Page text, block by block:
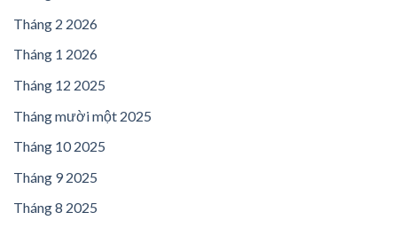
Tháng 2 2026
Tháng 1 2026
Tháng 12 2025
Tháng mười một 2025
Tháng 10 2025
Tháng 9 2025
Tháng 8 2025